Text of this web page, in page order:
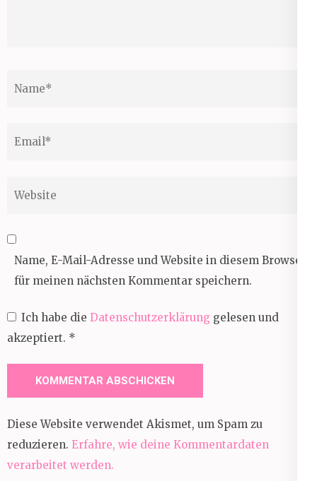
Name, E-Mail-Adresse und Website in diesem Browser
für meinen nächsten Kommentar speichern.
Ich habe die Datenschutzerklärung gelesen und
akzeptiert. *
Diese Website verwendet Akismet, um Spam zu
reduzieren. Erfahre, wie deine Kommentardaten
verarbeitet werden.